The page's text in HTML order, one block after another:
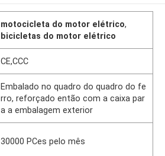
motocicleta do motor elétrico,
bicicletas do motor elétrico
CE,CCC
Embalado no quadro do quadro do fe
rro, reforçado então com a caixa par
a a embalagem exterior
30000 PCes pelo mês